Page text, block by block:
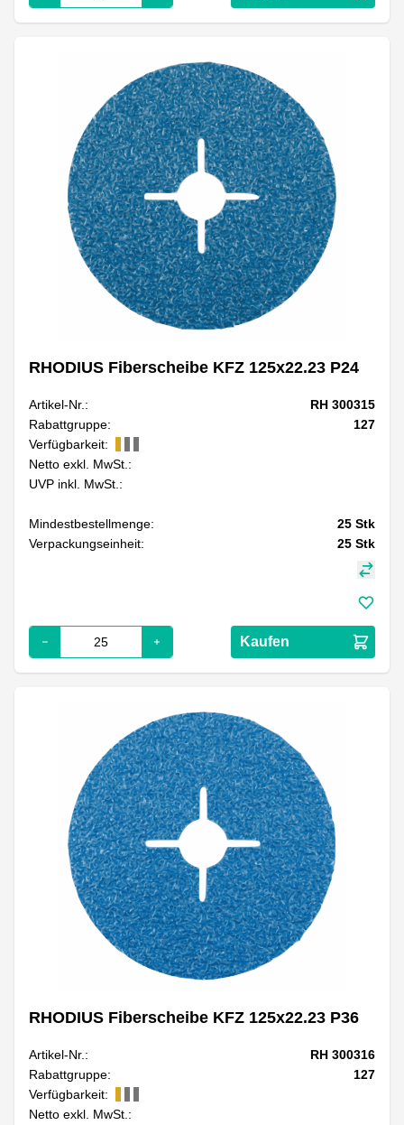
RHODIUS Fiberscheibe KFZ 125x22.23 P24
Artikel-Nr.:
RH 300315
Rabattgruppe:
127
Verfügbarkeit:
Netto exkl. MwSt.:
UVP inkl. MwSt.:
Mindestbestellmenge: 25 Stk
Verpackungseinheit:
25 Stk
Kaufen
RHODIUS Fiberscheibe KFZ 125x22.23 P36
Artikel-Nr.:
RH 300316
Rabattgruppe:
127
Verfügbarkeit:
Netto exkl. MwSt.: